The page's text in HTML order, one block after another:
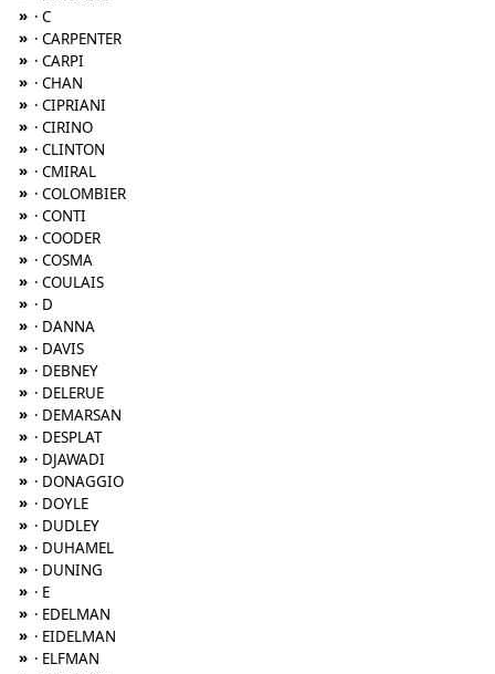
» · C
» · CARPENTER
» · CARPI
» · CHAN
» · CIPRIANI
» · CIRINO
» · CLINTON
» · CMIRAL
» · COLOMBIER
» · CONTI
» · COODER
» · COSMA
» · COULAIS
» · D
» · DANNA
» · DAVIS
» · DEBNEY
» · DELERUE
» · DEMARSAN
» · DESPLAT
» · DJAWADI
» · DONAGGIO
» · DOYLE
» · DUDLEY
» · DUHAMEL
» · DUNING
» · E
» · EDELMAN
» · EIDELMAN
» · ELFMAN